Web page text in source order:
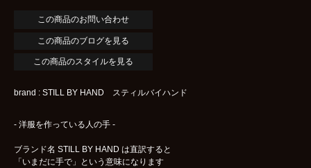
この商品のブログを見る
この商品のスタイルを見る
brand : STILL BY HAND スティルバイハンド
- 洋服を作っている人の手 -
ブランド名 STILL BY HAND は直訳すると
「いまだに手で」という意味になります